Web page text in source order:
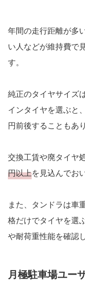
年間の走行距離が多
い人などが維持費で
す。
純正のタイヤサイズ
インタイヤを選ぶと
円前後することもあ
交換工賃や廃タイヤ
円以上を見込んでお
また、タンドラは車
格だけでタイヤを選
や耐荷重性能を確認
月極駐車場ユー